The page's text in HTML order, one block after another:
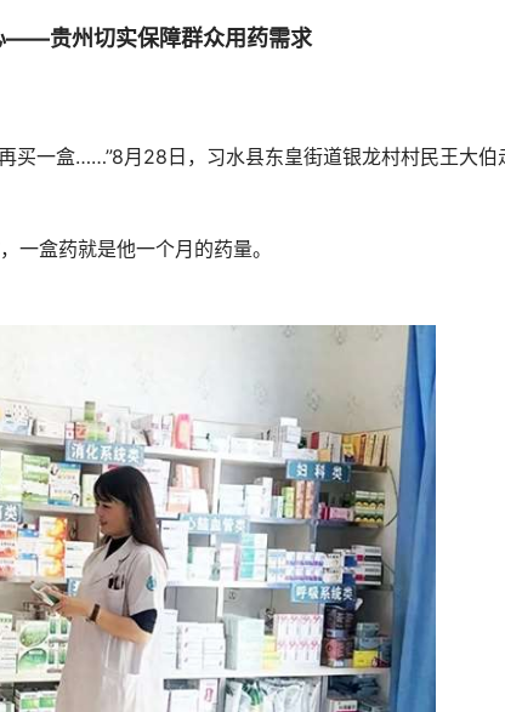
——贵州切实保障群众用药需求
一盒……”8月28日，习水县东皇街道银龙村村民王大伯
盒药就是他一个月的药量。